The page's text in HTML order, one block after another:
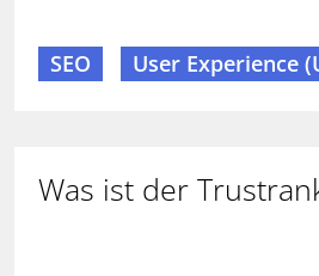
SEO User Experience
Was ist der